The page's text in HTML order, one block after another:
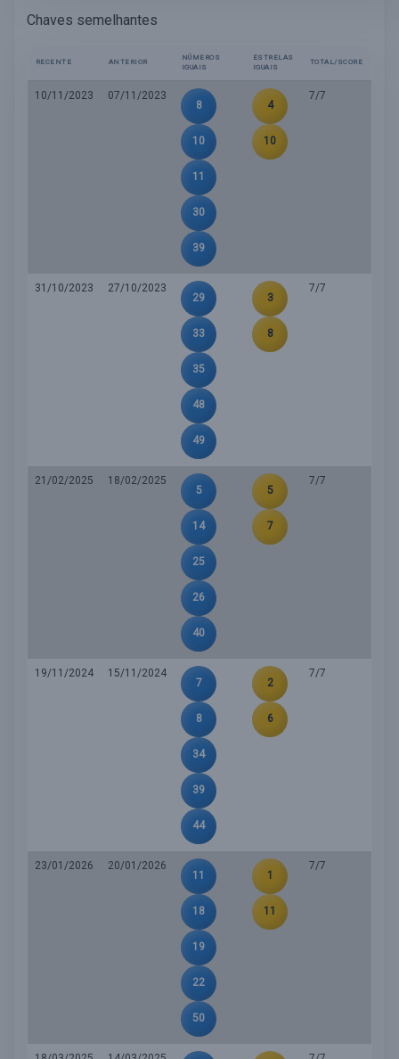
Chaves semelhantes
RECENTE ANTERIOR
NÚMEROS
IGUAIS
ESTRELAS
IGUAIS
TOTAL/SCORE
10/11/2023
07/11/2023
8
10
11
30
39
4
10
7/7
31/10/2023
27/10/2023
29
33
35
48
49
3
8
7/7
21/02/2025
18/02/2025
5
14
25
26
40
5
7
7/7
19/11/2024
15/11/2024
7
8
34
39
44
2
6
7/7
23/01/2026
20/01/2026
11
18
19
22
50
1
11
7/7